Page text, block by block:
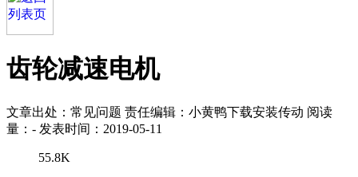
齿轮减速电机
文章出处：常见问题 责任编辑：小黄鸭下载安装传动 阅读
量： - 发表时间：2019-05-11
55.8K